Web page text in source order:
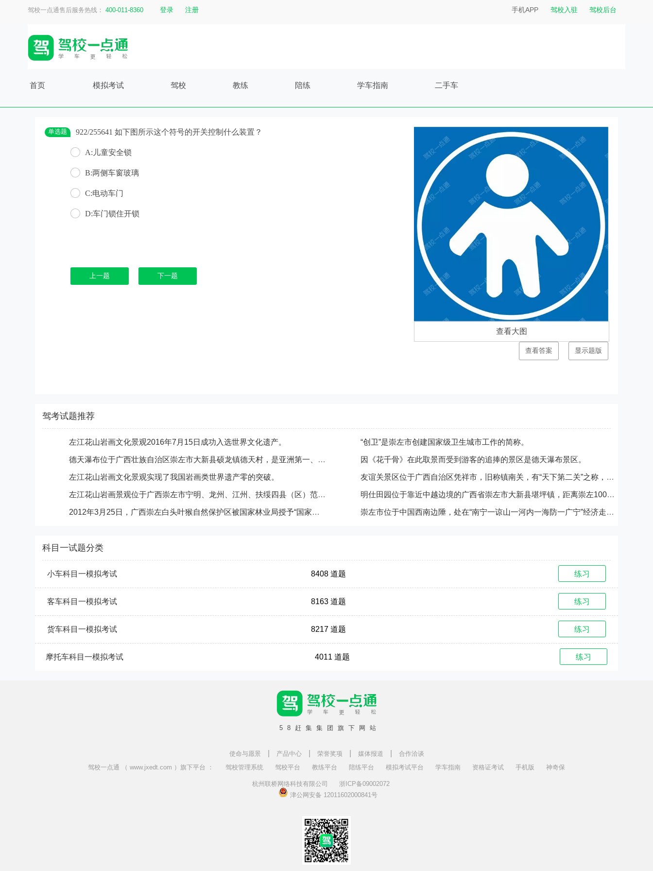
驾校一点通售后服务热线： 400-011-8360 登录 注册 手机APP 驾校入驻 驾校后台
首页 模拟考试 驾校 教练 陪练 学车指南 二手车
单选题 922/255641 如下图所示这个符号的开关控制什么装置？
A:儿童安全锁
B:两侧车窗玻璃
C:电动车门
D:车门锁住开锁
上一题 下一题
查看大图
查看答案 显示题版
驾考试题推荐
左江花山岩画文化景观2016年7月15日成功入选世界文化遗产。 “创卫”是崇左市创建国家级卫生城市工作的简称。
德天瀑布位于广西壮族自治区崇左市大新县硕龙镇德天村，是亚洲第一、世界第四大跨国瀑布，年均水流量约为贵州黄果树瀑布的三倍，为国家AAAAA级旅游景区。 因《花千骨》在此取景而受到游客的追捧的景区是德天瀑布景区。
左江花山岩画文化景观实现了我国岩画类世界遗产零的突破。 友谊关景区位于广西自治区凭祥市，旧称镇南关，有“天下第二关”之称，也是我国九大名关之一，历代为中国南疆边防要隘、战略要地。
左江花山岩画景观位于广西崇左市宁明、龙州、江州、扶绥四县（区）范围内左江及其支流明江两岸。 明仕田园位于靠近中越边境的广西省崇左市大新县堪坪镇，距离崇左100公里，距离著名的德天大瀑布37公里。
2012年3月25日，广西崇左白头叶猴自然保护区被国家林业局授予“国家级自然保护区”称号。 崇左市位于中国西南边陲，处在“南宁一谅山一河内一海防一广宁”经济走廊的大通道上。
科目一试题分类
小车科目一模拟考试 8408 道题 练习
客车科目一模拟考试 8163 道题 练习
货车科目一模拟考试 8217 道题 练习
摩托车科目一模拟考试 4011 道题 练习
58赶集集团旗下网站
使命与愿景 产品中心 荣誉奖项 媒体报道
合作洽谈
驾校一点通 （ www.jxedt.com ）旗下平台 ：
驾校管理系统 驾校平台 教练平台 陪练平台 模拟考试平台 学车指南 资格证考试 手机版 神奇保
杭州联桥网络科技有限公司
浙ICP备09002072
津公网安备 12011602000841号